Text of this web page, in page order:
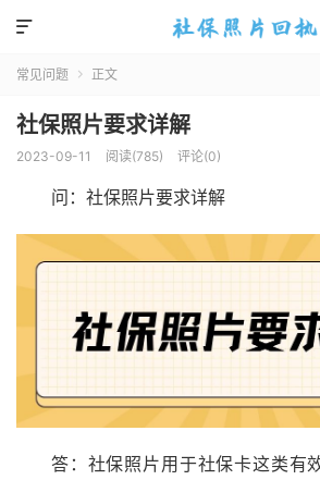

常见问题  正文
社保照片要求详解
2023-09-11 阅读(785) 评论(0)
问：社保照片要求详解
答：社保照片用于社保卡这类有